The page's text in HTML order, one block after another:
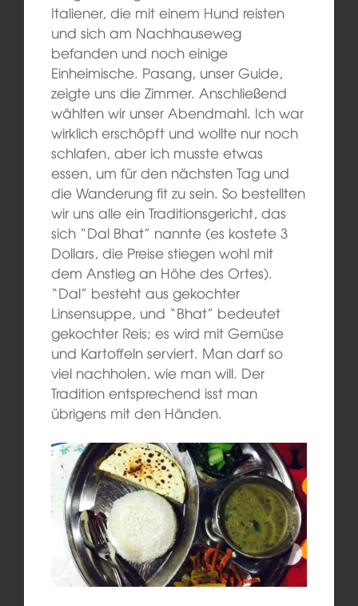
Italiener, die mit einem Hund reisten
und sich am Nachhauseweg
befanden und noch einige
Einheimische. Pasang, unser Guide,
zeigte uns die Zimmer. Anschließend
wählten wir unser Abendmahl. Ich war
wirklich erschöpft und wollte nur noch
schlafen, aber ich musste etwas
essen, um für den nächsten Tag und
die Wanderung fit zu sein. So bestellten
wir uns alle ein Traditionsgericht, das
sich “Dal Bhat” nannte (es kostete 3
Dollars, die Preise stiegen wohl mit
dem Anstieg an Höhe des Ortes).
“Dal” besteht aus gekochter
Linsensuppe, und “Bhat” bedeutet
gekochter Reis; es wird mit Gemüse
und Kartoffeln serviert. Man darf so
viel nachholen, wie man will. Der
Tradition entsprechend isst man
übrigens mit den Händen.